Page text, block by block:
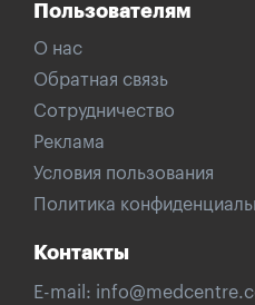
Пользователям
О нас
Обратная связь
Сотрудничество
Реклама
Условия пользования
Политика
Контакты
E-mail: